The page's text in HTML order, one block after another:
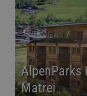
AlpenParks
Matrei